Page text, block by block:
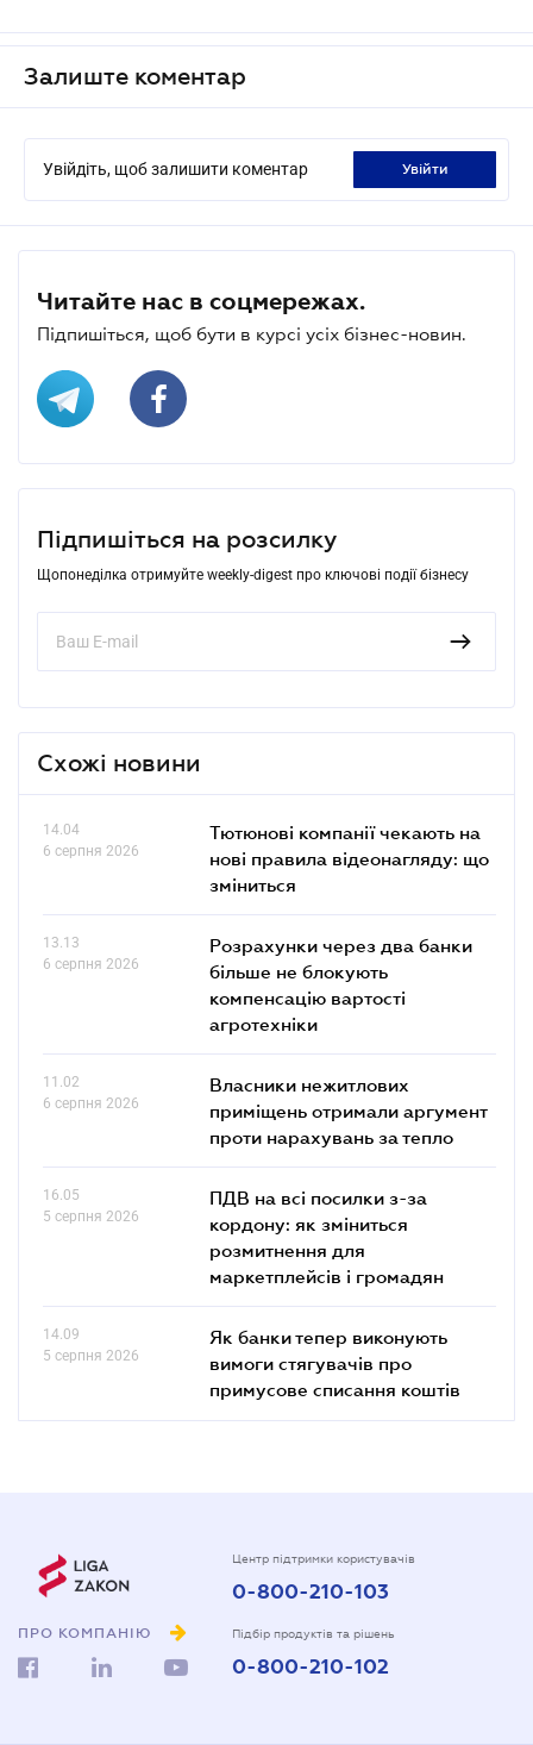
Залиште коментар
Увійдіть, щоб залишити коментар увійти
Читайте нас в соцмережах.
Підпишіться, щоб бути в курсі усіх бізнес-новин.
Підпишіться на розсилку
Щопонеділка отримуйте weekly-digest про ключові події бізнесу
Схожі новини
14.04
6 серпня 2026
Тютюнові компанії чекають на
нові правила відеонагляду: що
зміниться
13.13
6 серпня 2026
Розрахунки через два банки
більше не блокують
компенсацію вартості
агротехніки
11.02
6 серпня 2026
Власники нежитлових
приміщень отримали аргумент
проти нарахувань за тепло
16.05
5 серпня 2026
ПДВ на всі посилки з-за
кордону: як зміниться
розмитнення для
маркетплейсів і громадян
14.09
5 серпня 2026
Як банки тепер виконують
вимоги стягувачів про
примусове списання коштів
ПРО КОМПАНІЮ
Центр підтримки користувачів
0-800-210-103
Підбір продуктів та рішень
0-800-210-102